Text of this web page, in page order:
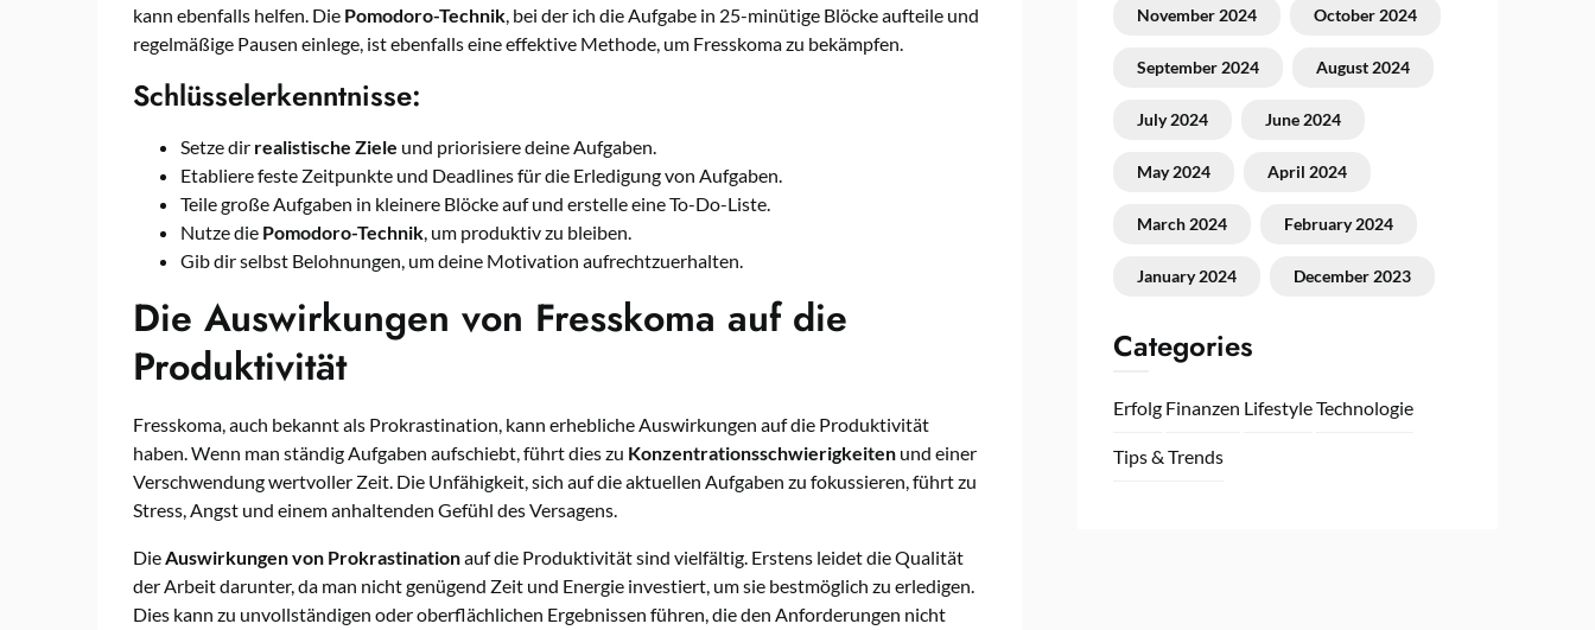
kann ebenfalls helfen. Die Pomodoro-Technik, bei der ich die Aufgabe in 25-minütige Blöcke aufteile und
regelmäßige Pausen einlege, ist ebenfalls eine effektive Methode, um Fresskoma zu bekämpfen.
Schlüsselerkenntnisse:
Setze dir realistische Ziele und priorisiere deine Aufgaben.
Etabliere feste Zeitpunkte und Deadlines für die Erledigung von Aufgaben.
Teile große Aufgaben in kleinere Blöcke auf und erstelle eine To-Do-Liste.
Nutze die Pomodoro-Technik, um produktiv zu bleiben.
Gib dir selbst Belohnungen, um deine Motivation aufrechtzuerhalten.
Die Auswirkungen von Fresskoma auf die
Produktivität
Fresskoma, auch bekannt als Prokrastination, kann erhebliche Auswirkungen auf die Produktivität
haben. Wenn man ständig Aufgaben aufschiebt, führt dies zu Konzentrationsschwierigkeiten und einer
Verschwendung wertvoller Zeit. Die Unfähigkeit, sich auf die aktuellen Aufgaben zu fokussieren, führt zu
Stress, Angst und einem anhaltenden Gefühl des Versagens.
DieAuswirkungen von Prokrastinationauf die Produktivität sind vielfältig. Erstens leidet die Qualität
der Arbeit darunter, da man nicht genügend Zeit und Energie investiert, um sie bestmöglich zu erledigen.
Dies kann zu unvollständigen oder oberflächlichen Ergebnissen führen, die den Anforderungen nicht
November 2024 October 2024
September 2024 August 2024
July 2024 June 2024
May 2024 April 2024
March 2024 February 2024
January 2024 December 2023
Categories
Erfolg Finanzen LifestyleTechnologie
Tips & Trends